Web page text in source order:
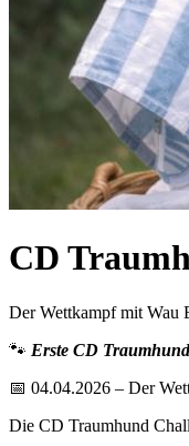
CD
Der Wettkampf mit Wau
🐾 Erste CD
📅 04.04.2026 – Der
Die CD Traumhund